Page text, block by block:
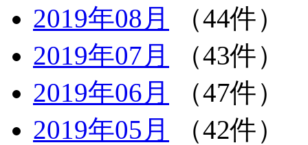
2019年08月
（44件）
2019年07月
（43件）
2019年06月
（47件）
2019年05月
（42件）